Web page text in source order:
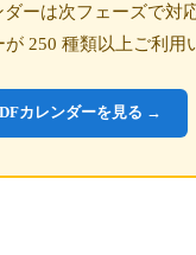
ーは次フェーズで対
250 種類以上ご利用
カレンダーを見る →